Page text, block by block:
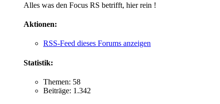
Alles was den Focus RS betrifft, hier rein !
Aktionen:
RSS-Feed dieses Forums anzeigen
Statistik:
Themen: 58
Beiträge: 1.342